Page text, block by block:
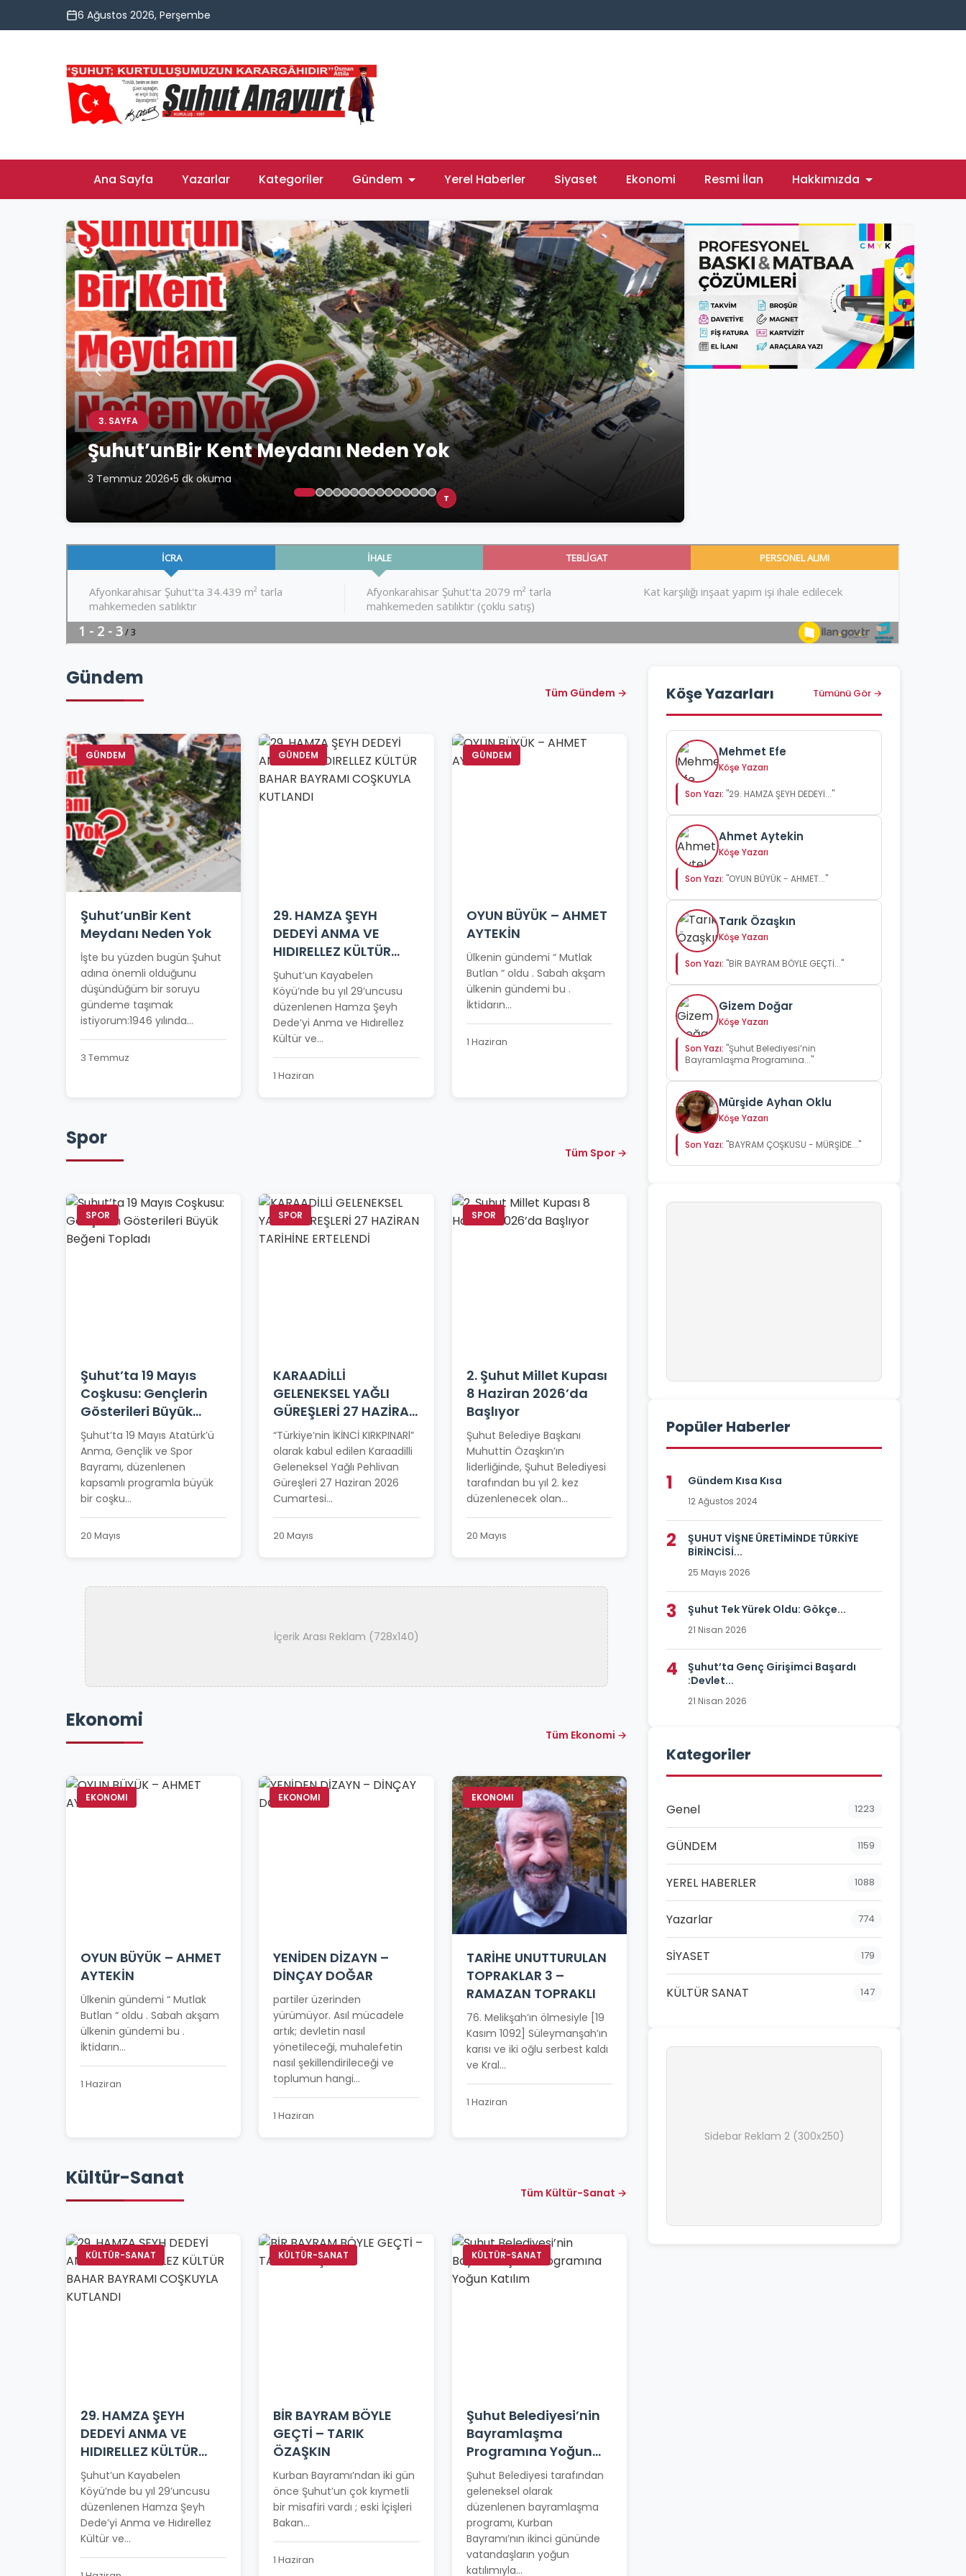
6 Ağustos 2026, Perşembe
Ana Sayfa Yazarlar Kategoriler Gündem Yerel Haberler Siyaset Ekonomi Resmi İlan Hakkımızda
3. SAYFA
Şuhut’unBir Kent Meydanı Neden Yok
3 Temmuz 2026•5 dk okuma
T
Gündem
Tüm Gündem →
GÜNDEM
Şuhut’unBir Kent
Meydanı Neden Yok
İşte bu yüzden bugün Şuhut
adına önemli olduğunu
düşündüğüm bir soruyu
gündeme taşımak
istiyorum:1946 yılında...
3 Temmuz
GÜNDEM
29. HAMZA ŞEYH
DEDEYİ ANMA VE
HIDIRELLEZ KÜLTÜR
BAHAR BAYRAMI
COŞKUYLA KUTLANDI
Şuhut’un Kayabelen
Köyü’nde bu yıl 29’uncusu
düzenlenen Hamza Şeyh
Dede’yi Anma ve Hıdırellez
Kültür ve...
1 Haziran
GÜNDEM
OYUN BÜYÜK – AHMET
AYTEKİN
Ülkenin gündemi “ Mutlak
Butlan “ oldu . Sabah akşam
ülkenin gündemi bu .
İktidarın...
1 Haziran
Spor
Tüm Spor →
SPOR
Şuhut’ta 19 Mayıs
Coşkusu: Gençlerin
Gösterileri Büyük
Beğeni Topladı
Şuhut’ta 19 Mayıs Atatürk’ü
Anma, Gençlik ve Spor
Bayramı, düzenlenen
kapsamlı programla büyük
bir coşku...
20 Mayıs
SPOR
KARAADİLLİ
GELENEKSEL YAĞLI
GÜREŞLERİ 27 HAZİRAN
TARİHİNE ERTELENDİ
“Türkiye’nin İKİNCİ KIRKPINARl”
olarak kabul edilen Karaadilli
Geleneksel Yağlı Pehlivan
Güreşleri 27 Haziran 2026
Cumartesi...
20 Mayıs
SPOR
2. Şuhut Millet Kupası
8 Haziran 2026’da
Başlıyor
Şuhut Belediye Başkanı
Muhuttin Özaşkın’ın
liderliğinde, Şuhut Belediyesi
tarafından bu yıl 2. kez
düzenlenecek olan...
20 Mayıs
İçerik Arası Reklam (728x140)
Ekonomi
Tüm Ekonomi →
EKONOMI
OYUN BÜYÜK – AHMET
AYTEKİN
Ülkenin gündemi “ Mutlak
Butlan “ oldu . Sabah akşam
ülkenin gündemi bu .
İktidarın...
1 Haziran
EKONOMI
YENİDEN DİZAYN –
DİNÇAY DOĞAR
partiler üzerinden
yürümüyor. Asıl mücadele
artık; devletin nasıl
yönetileceği, muhalefetin
nasıl şekillendirileceği ve
toplumun hangi...
1 Haziran
EKONOMI
TARİHE UNUTTURULAN
TOPRAKLAR 3 –
RAMAZAN TOPRAKLI
76. Melikşah’ın ölmesiyle [19
Kasım 1092] Süleymanşah’ın
karısı ve iki oğlu serbest kaldı
ve Kral...
1 Haziran
Kültür-Sanat
Tüm Kültür-Sanat →
KÜLTÜR-SANAT
29. HAMZA ŞEYH
DEDEYİ ANMA VE
HIDIRELLEZ KÜLTÜR
BAHAR BAYRAMI
COŞKUYLA KUTLANDI
Şuhut’un Kayabelen
Köyü’nde bu yıl 29’uncusu
düzenlenen Hamza Şeyh
Dede’yi Anma ve Hıdırellez
Kültür ve...
KÜLTÜR-SANAT
BİR BAYRAM BÖYLE
GEÇTİ – TARIK
ÖZAŞKIN
Kurban Bayramı’ndan iki gün
önce Şuhut’un çok kıymetli
bir misafiri vardı ; eski İçişleri
Bakan...
1 Haziran
KÜLTÜR-SANAT
Şuhut Belediyesi’nin
Bayramlaşma
Programına Yoğun
Katılım
Şuhut Belediyesi tarafından
geleneksel olarak
düzenlenen bayramlaşma
programı, Kurban
Bayramı’nın ikinci gününde
vatandaşların yoğun
katılımıyla...
Köşe Yazarları Tümünü Gör →
Mehmet Efe
Köşe Yazarı
Son Yazı: "29. HAMZA ŞEYH DEDEYİ..."
Ahmet Aytekin
Köşe Yazarı
Son Yazı: "OYUN BÜYÜK - AHMET..."
Tarık Özaşkın
Köşe Yazarı
Son Yazı: "BİR BAYRAM BÖYLE GEÇTİ..."
Gizem Doğar
Köşe Yazarı
Son Yazı: "Şuhut Belediyesi’nin
Bayramlaşma Programına..."
Mürşide Ayhan Oklu
Köşe Yazarı
Son Yazı: "BAYRAM ÇOŞKUSU - MÜRŞİDE..."
Popüler Haberler
1 Gündem Kısa Kısa
12 Ağustos 2024
2
ŞUHUT VİŞNE ÜRETİMİNDE TÜRKİYE
BİRİNCİSİ...
25 Mayıs 2026
3 Şuhut Tek Yürek Oldu: Gökçe...
21 Nisan 2026
4
Şuhut’ta Genç Girişimci Başardı
:Devlet...
21 Nisan 2026
Kategoriler
Genel 1223
GÜNDEM 1159
YEREL HABERLER 1088
Yazarlar 774
SİYASET 179
KÜLTÜR SANAT 147
Sidebar Reklam 2 (300x250)